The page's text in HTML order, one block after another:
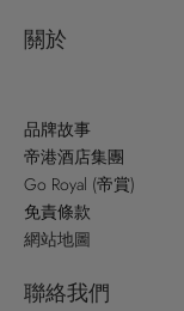
關於
品牌故事
帝港酒店集團
Go Royal (帝賞)
免責條款
網站地圖
聯絡我們